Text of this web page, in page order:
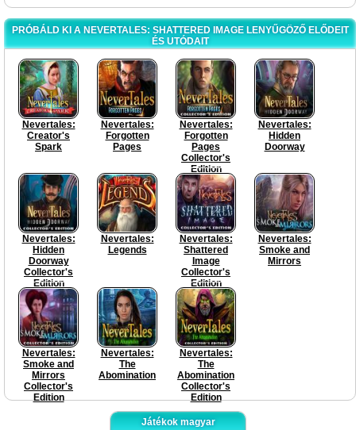
PRÓBÁLD KI A NEVERTALES: SHATTERED IMAGE LENYŰGÖZŐ ELŐDEIT
ÉS UTÓDAIT
Nevertales:
Creator's
Spark
Nevertales:
Forgotten
Pages
Nevertales:
Forgotten
Pages
Collector's
Edition
Nevertales:
Hidden
Doorway
Nevertales:
Hidden
Doorway
Collector's
Edition
Nevertales:
Legends
Nevertales:
Shattered
Image
Collector's
Edition
Nevertales:
Smoke and
Mirrors
Nevertales:
Smoke and
Mirrors
Collector's
Edition
Nevertales:
The
Abomination
Nevertales:
The
Abomination
Collector's
Edition
Játékok magyar